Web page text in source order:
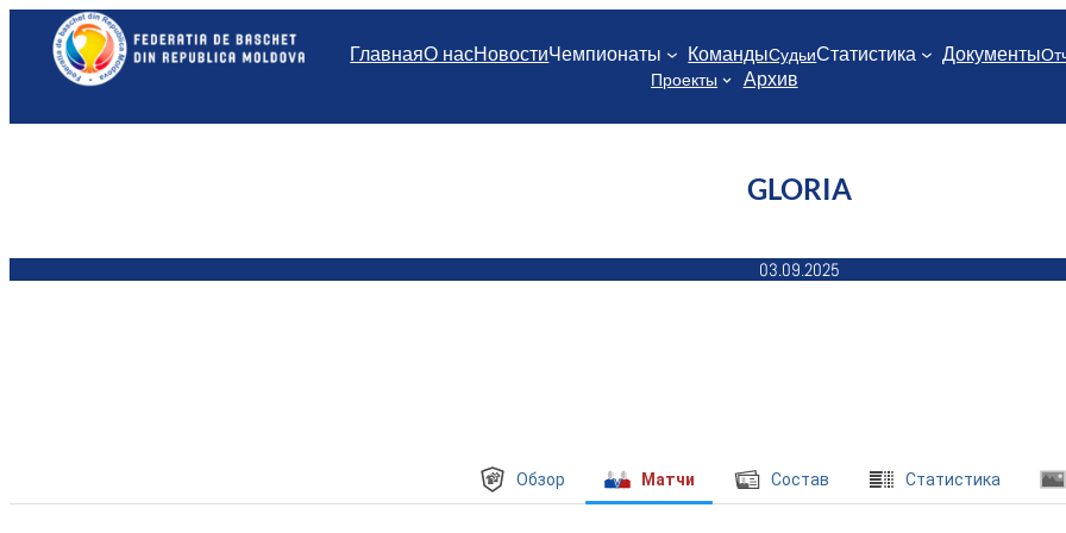
Перейти
содержимому
ГлавнаяО насНовостиЧемпионаты КомандыСудьиСтатистика Документы
Проекты
Архив
GLORIA
03.09.2025
Обзор Матчи Состав Cтатистика